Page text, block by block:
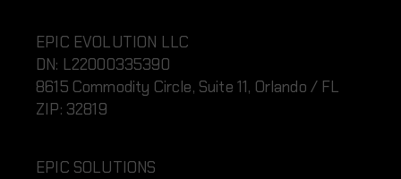
EPIC EVOLUTION LLC
DN: L22000335390
8615 Commodity Circle, Suite 11, Orlando / FL
ZIP: 32819
EPIC SOLUTIONS